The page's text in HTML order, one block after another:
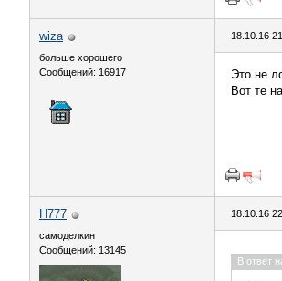
wiza
больше хорошего
Сообщений: 16917
18.10.16
Это не
Вот те
H777
самоделкин
Сообщений: 13145
18.10.16
В ответ